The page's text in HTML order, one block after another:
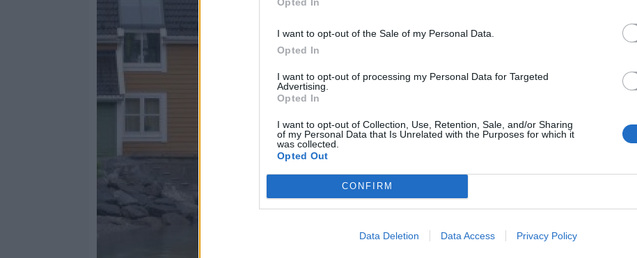
I want to opt-out of the Sale of my Personal Data.
Opted In
I want to opt-out of processing my Personal Data for Targeted
Advertising.
Opted In
I want to opt-out of Collection, Use, Retention, Sale, and/or Sharing
of my Personal Data that Is Unrelated with the Purposes for which it
was collected.
Opted Out
CONFIRM
Data Deletion Data Access Privacy Policy